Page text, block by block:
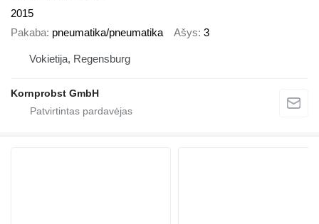
2015
Pakaba pneumatika/pneumatika Ašys 3
Vokietija, Regensburg
Kornprobst GmbH